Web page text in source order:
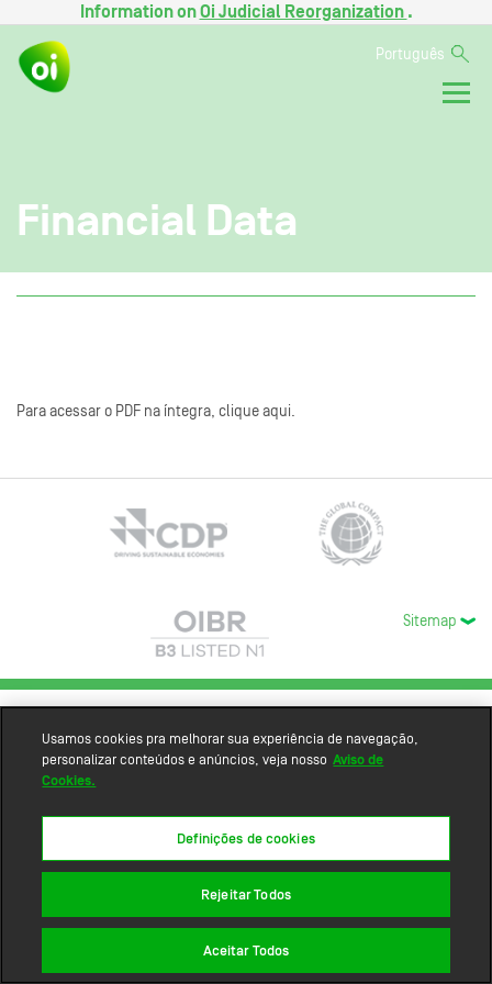
Information onOi Judicial Reorganization .
Português
Financial Data
Para acessar o PDF na íntegra, clique aqui.
Sitemap
Usamos cookies pra melhorar sua experiência de navegação,
personalizar conteúdos e anúncios, veja nosso Aviso de
Cookies.
Definições de cookies
Rejeitar Todos
Aceitar Todos